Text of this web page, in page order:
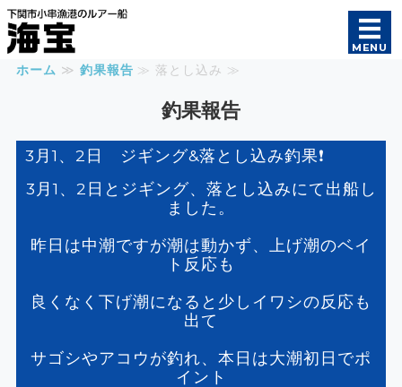
遊漁船 海宝｜オフシ
MENU
ホーム
初めての方へ
船長・船舶紹介
ホーム ≫ 釣果報告 ≫ 落とし込み ≫
釣果報告
3月1、2日 ジギング&落とし込み釣果❗️
3月1、2日とジギング、落とし込みにて出船し
ました。
昨日は中潮ですが潮は動かず、上げ潮のベイ
ト反応も
良くなく下げ潮になると少しイワシの反応も
出て
サゴシやアコウが釣れ、本日は大潮初日でポ
イント